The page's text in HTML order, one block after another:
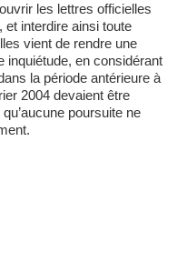
les lettres officielles
et interdire ainsi toute
vient de rendre une
inquiétude, en considérant
la période antérieure à
2004 devaient être
poursuite ne